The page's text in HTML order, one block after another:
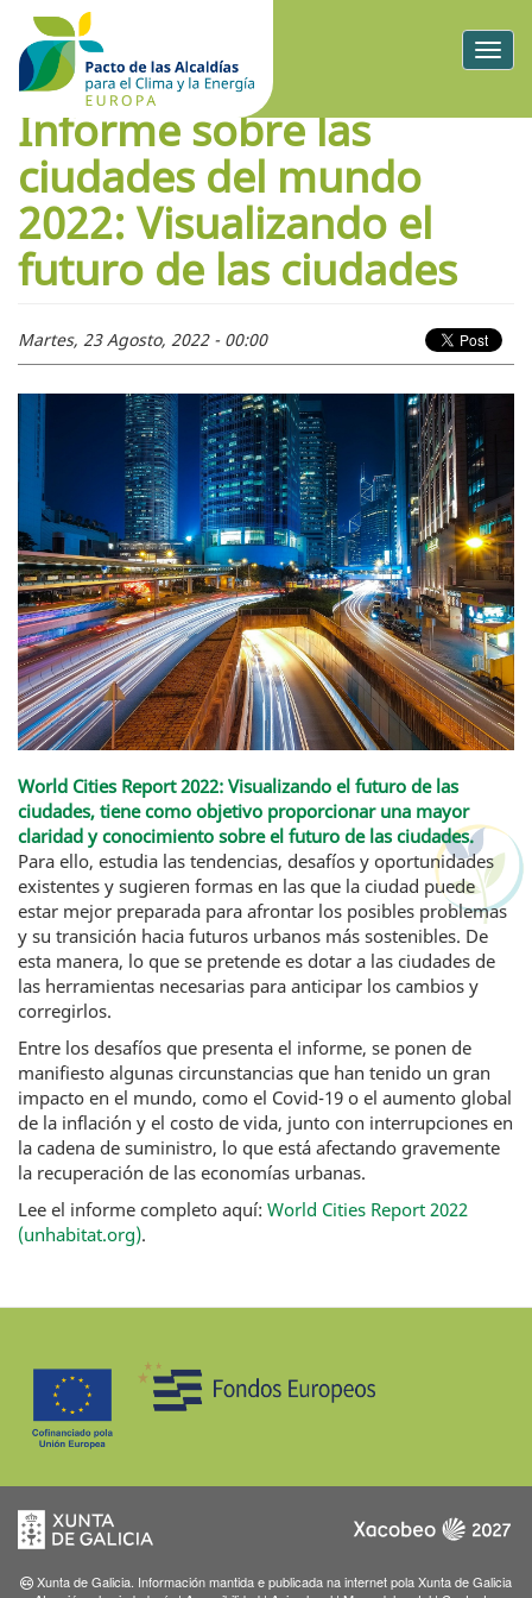
Informe sobre las
ciudades del mundo
2022: Visualizando el
futuro de las ciudades
Martes, 23 Agosto, 2022 - 00:00
World Cities Report 2022: Visualizando el futuro de las
ciudades, tiene como objetivo proporcionar una mayor
claridad y conocimiento sobre el futuro de las ciudades.
Para ello, estudia las tendencias, desafíos y oportunidades
existentes y sugieren formas en las que la ciudad puede
estar mejor preparada para afrontar los posibles problemas
y su transición hacia futuros urbanos más sostenibles. De
esta manera, lo que se pretende es dotar a las ciudades de
las herramientas necesarias para anticipar los cambios y
corregirlos.
Entre los desafíos que presenta el informe, se ponen de
manifiesto algunas circunstancias que han tenido un gran
impacto en el mundo, como el Covid-19 o el aumento global
de la inflación y el costo de vida, junto con interrupciones en
la cadena de suministro, lo que está afectando gravemente
la recuperación de las economías urbanas.
Lee el informe completo aquí: World Cities Report 2022
(unhabitat.org).
Xunta de Galicia. Información mantida e publicada na internet pola Xunta de Galicia